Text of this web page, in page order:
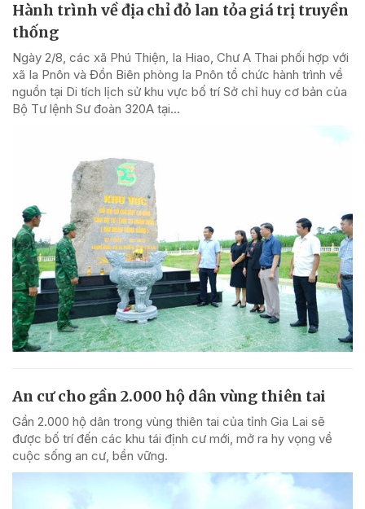
Hành trình về địa chỉ đỏ lan tỏa giá trị truyền
thống
Ngày 2/8, các xã Phú Thiện, Ia Hiao, Chư A Thai phối hợp với
xã Ia Pnôn và Đồn Biên phòng Ia Pnôn tổ chức hành trình về
nguồn tại Di tích lịch sử khu vực bố trí Sở chỉ huy cơ bản của
Bộ Tư lệnh Sư đoàn 320A tại...
An cư cho gần 2.000 hộ dân vùng thiên tai
Gần 2.000 hộ dân trong vùng thiên tai của tỉnh Gia Lai sẽ
được bố trí đến các khu tái định cư mới, mở ra hy vọng về
cuộc sống an cư, bền vững.